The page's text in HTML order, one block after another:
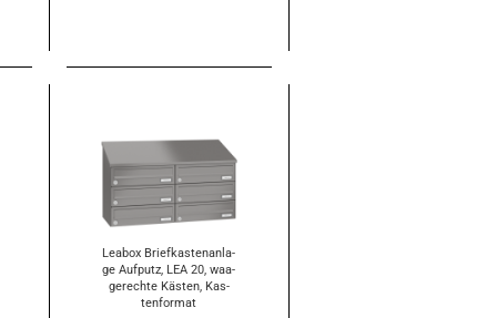
Lea­box Brief­kas­ten­an­la­
ge Auf­putz, LEA 20, waa­
ge­rech­te Käs­ten, Kas­
ten­for­mat